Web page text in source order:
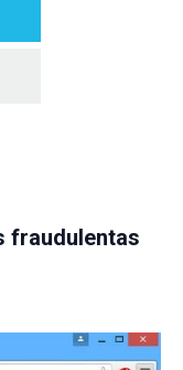
fraudulentas